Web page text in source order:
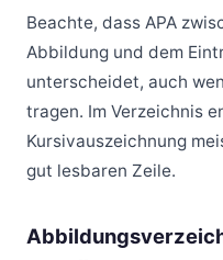
Beachte, dass APA
Abbildung und dem
unterscheidet, auch
tragen. Im Verzeichnis
Kursivauszeichnung
gut lesbaren Zeile.